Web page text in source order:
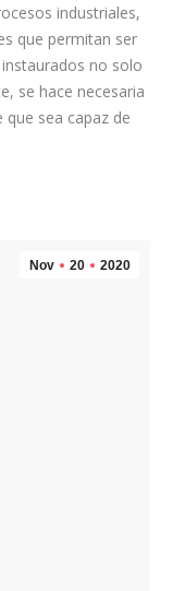
industriales,
que permitan ser
no solo
se hace necesaria
sea capaz de
Nov 20 2020